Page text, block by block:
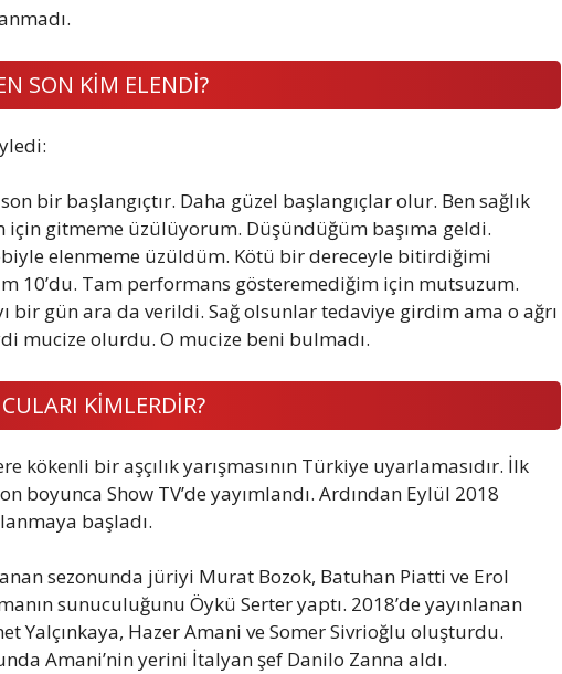
SON KİM ELENDİ?
bir başlangıçtır. Daha güzel başlangıçlar olur. Ben sağlık
için gitmeme üzülüyorum. Düşündüğüm başıma geldi.
elenmeme üzüldüm. Kötü bir dereceyle bitirdiğimi
10’du. Tam performans gösteremediğim için mutsuzum.
bir gün ara da verildi. Sağ olsunlar tedaviye girdim ama o ağrı
mucize olurdu. O mucize beni bulmadı.
KİMLERDİR?
kökenli bir aşçılık yarışmasının Türkiye uyarlamasıdır. İlk
boyunca Show TV’de yayımlandı. Ardından Eylül 2018
başladı.
sezonunda jüriyi Murat Bozok, Batuhan Piatti ve Erol
sunuculuğunu Öykü Serter yaptı. 2018’de yayınlanan
Yalçınkaya, Hazer Amani ve Somer Sivrioğlu oluşturdu.
Amani’nin yerini İtalyan şef Danilo Zanna aldı.